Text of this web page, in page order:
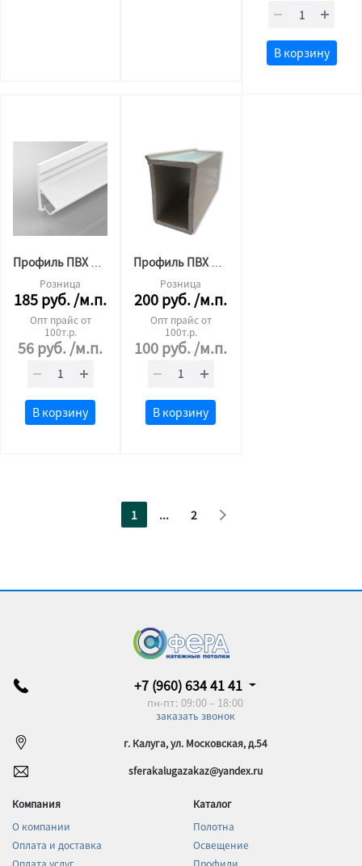
В корзину
Розница
185руб./м.п.
Опт прайс от
100т.р.
56руб./м.п.
В корзину
Розница
200руб./м.п.
Опт прайс от
100т.р.
100руб./м.п.
В корзину
1 ... 2
+7 (960) 634 41 41
пн-пт: 09:00 – 18:00
заказать звонок
г. Калуга, ул. Московская, д.54
sferakalugazakaz@yandex.ru
Компания
О компании
Оплата и доставка
Оплата услуг
Каталог
Полотна
Освещение
Профили